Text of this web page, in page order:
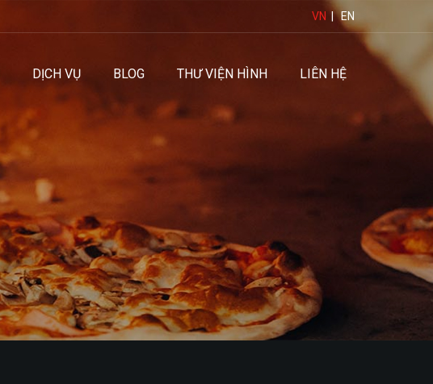
VN |EN
DỊCH VỤ BLOG THƯ VIỆN HÌNH LIÊN HỆ